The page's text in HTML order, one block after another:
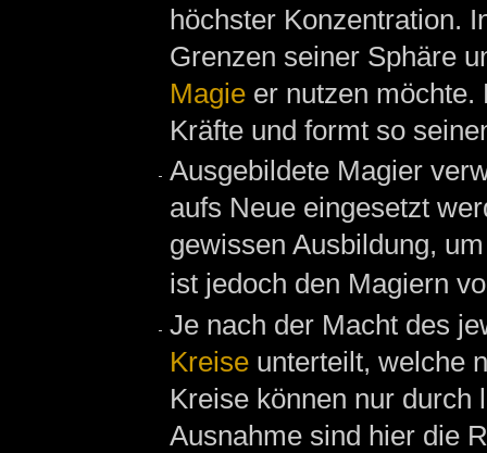
höchster Konzentration.
Grenzen seiner Sphäre
Magie er nutzen möchte.
Kräfte und formt so
Ausgebildete Magier
aufs Neue eingesetzt
gewissen Ausbildung,
ist jedoch den Magiern
Je nach der Macht des
Kreise unterteilt, welche
Kreise können nur durch
Ausnahme sind hier die